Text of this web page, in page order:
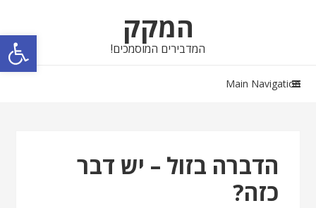
פתח סרגל נגישות המקק
המדבירים המוסמכים!
Main Navigation
הדברה בזול – יש דבר
כזה?